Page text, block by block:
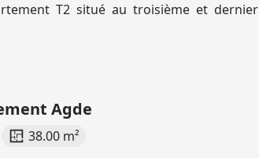
T2 situé au troisième et dernier
Agde
38.00 m²